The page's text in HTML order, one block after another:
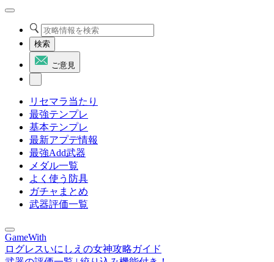
検索
ご意見
リセマラ当たり
最強テンプレ
基本テンプレ
最新アプデ情報
最強Add武器
メダル一覧
よく使う防具
ガチャまとめ
武器評価一覧
GameWith
ログレスいにしえの女神攻略ガイド